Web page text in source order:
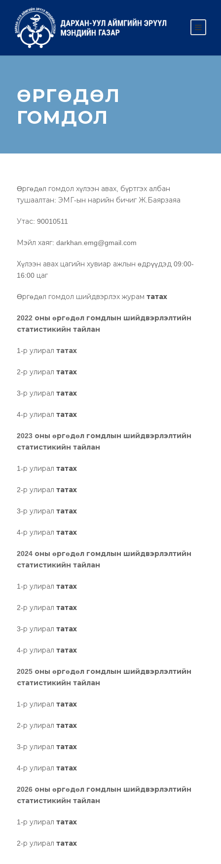
ӨРГӨДӨЛ
ГОМДОЛ
Өргөдөл гомдол хүлээн авах, бүртгэх албан
тушаалтан: ЭМГ-ын нарийн бичиг Ж.Баярзаяа
Утас: 90010511
Мэйл хаяг: darkhan.emg@gmail.com
Хүлээн авах цагийн хувиар ажлын өдрүүдэд 09:00-
16:00 цаг
Өргөдөл гомдол шийдвэрлэх журам татах
2022 оны өргөдөл гомдлын шийдвэрлэлтийн
статистикийн тайлан
1-р улирал татах
2-р улирал татах
3-р улирал татах
4-р улирал татах
2023 оны өргөдөл гомдлын шийдвэрлэлтийн
статистикийн тайлан
1-р улирал татах
2-р улирал татах
3-р улирал татах
4-р улирал татах
2024 оны өргөдөл гомдлын шийдвэрлэлтийн
статистикийн тайлан
1-р улирал татах
2-р улирал татах
3-р улирал татах
4-р улирал татах
2025 оны өргөдөл гомдлын шийдвэрлэлтийн
статистикийн тайлан
1-р улирал татах
2-р улирал татах
3-р улирал татах
4-р улирал татах
2026 оны өргөдөл гомдлын шийдвэрлэлтийн
статистикийн тайлан
1-р улирал татах
2-р улирал татах